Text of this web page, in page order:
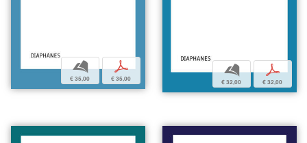
b
€ 35,00
p
€ 35,00
b
€ 32,00
p
€ 32,00